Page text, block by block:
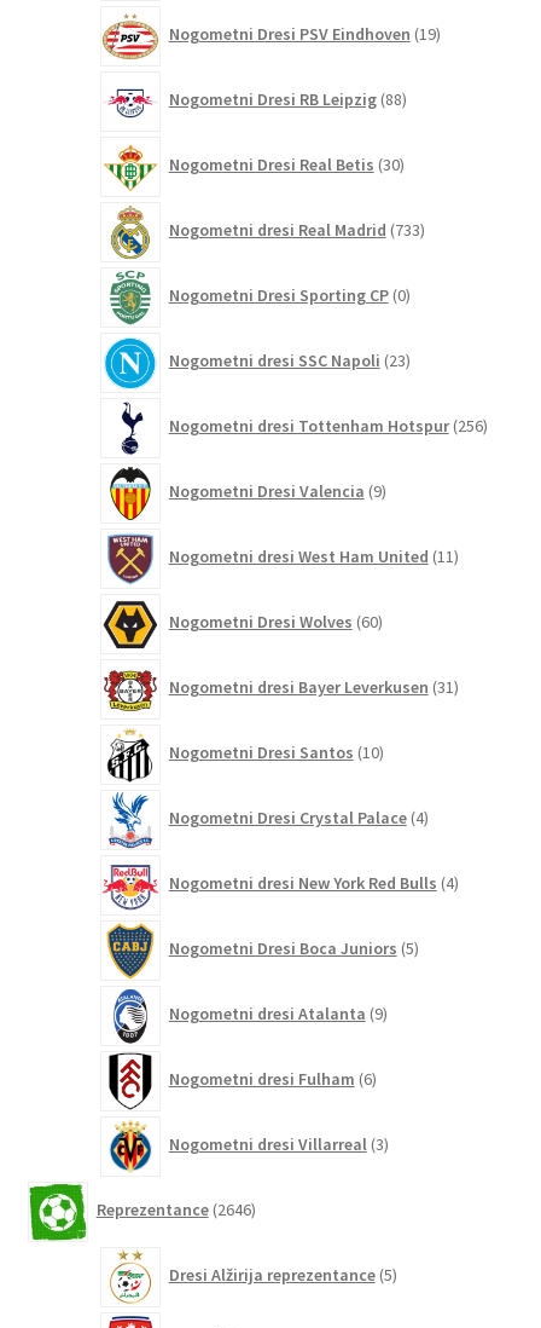
Nogometni Dresi PSV Eindhoven 19izdelkov
Nogometni Dresi RB Leipzig 88izdelkov
Nogometni Dresi Real Betis 30izdelkov
Nogometni dresi Real Madrid 733izdelkov
Nogometni Dresi Sporting CP 0izdelkov
Nogometni dresi SSC Napoli 23izdelkov
Nogometni dresi Tottenham Hotspur 256
Nogometni Dresi Valencia 9izdelkov
Nogometni dresi West Ham United 11izdelkov
Nogometni Dresi Wolves 60izdelkov
Nogometni dresi Bayer Leverkusen 31izdelkov
Nogometni Dresi Santos 10izdelkov
Nogometni Dresi Crystal Palace 4izdelki
Nogometni dresi New York Red Bulls 4izdelki
Nogometni Dresi Boca Juniors 5izdelkov
Nogometni dresi Atalanta 9izdelkov
Nogometni dresi Fulham 6izdelkov
Nogometni dresi Villarreal 3izdelki
Reprezentance 2646izdelkov
Dresi Alžirija reprezentance 5izdelkov